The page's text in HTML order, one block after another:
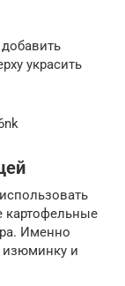
украсить
картофельные
Именно
изюминку и